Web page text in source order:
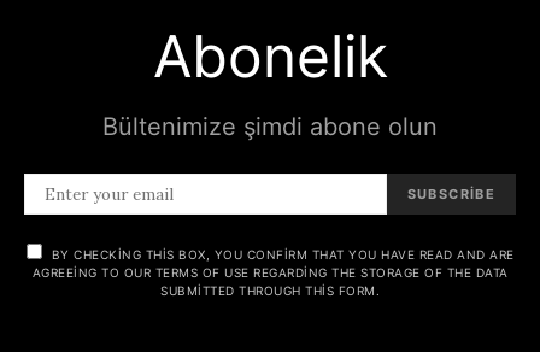
Abonelik
Bültenimize şimdi abone olun
SUBSCRIBE
BY CHECKING THIS BOX, YOU CONFIRM THAT YOU HAVE READ AND ARE
AGREEING TO OUR TERMS OF USE REGARDING THE STORAGE OF THE DATA
SUBMITTED THROUGH THIS FORM.